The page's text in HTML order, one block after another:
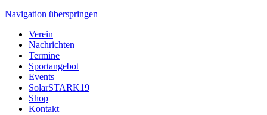
Navigation überspringen
Verein
Nachrichten
Termine
Sportangebot
Events
SolarSTARK19
Shop
Kontakt